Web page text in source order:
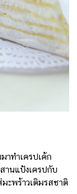
าทำเครปเค้ก
านแป้งเครปกับ
ะพร้าวเติมรสชาติ